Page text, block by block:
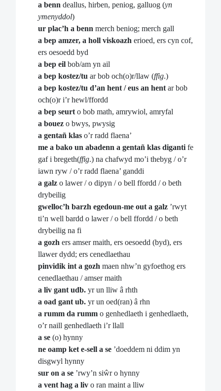
a benn deallus, hirben, peniog, galluog (yn
ymenyddol)
ur plac’h a benn merch beniog; merch gall
a bep amzer, a holl viskoazh erioed, ers cyn cof,
ers oesoedd byd
a bep eil bob/am yn ail
a bep kostez/tu ar bob och(o)r/llaw (ffig.)
a bep kostez/tu d’an hent / eus an hent ar bob
och(o)r i’r hewl/ffordd
a bep seurt o bob math, amrywiol, amryfal
a bouez o bwys, pwysig
a gentañ klas o’r radd flaena’
me a bako un abadenn a gentañ klas diganti fe
gaf i bregeth(ffig.) na chafwyd mo’i thebyg / o’r
iawn ryw / o’r radd flaena’ ganddi
a galz o lawer / o dipyn / o bell ffordd / o beth
drybeilig
gwelloc’h barzh egedoun-me out a galz ’rwyt
ti’n well bardd o lawer / o bell ffordd / o beth
drybeilig na fi
a gozh ers amser maith, ers oesoedd (byd), ers
llawer dydd; ers cenedlaethau
pinvidik int a gozh maen nhw’n gyfoethog ers
cenedlaethau / amser maith
a liv gant udb. yr un lliw â rhth
a oad gant ub. yr un oed(ran) â rhn
a rumm da rumm o genhedlaeth i genhedlaeth,
o’r naill genhedlaeth i’r llall
a se (o) hynny
ne oamp ket e-sell a se ’doeddem ni ddim yn
disgwyl hynny
sur on a se ’rwy’n siŵr o hynny
a vent hag a liv o ran maint a lliw